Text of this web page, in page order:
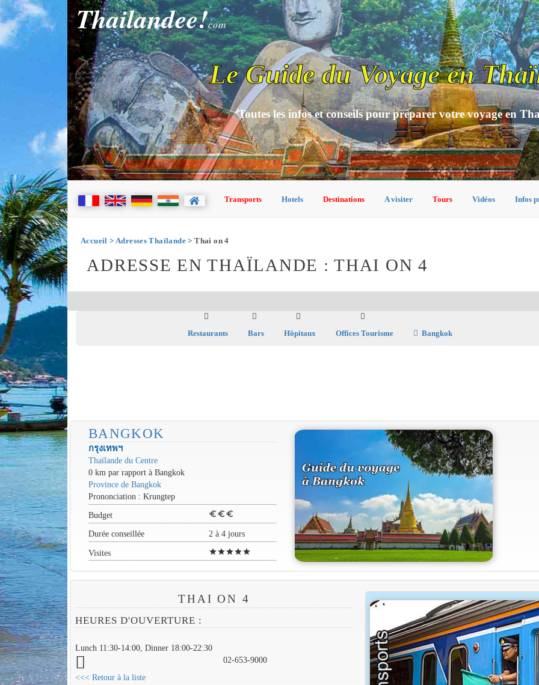
Thailandee!com
Le Guide du Voyage en
Toutes les infos et conseils pour préparer votre voyage en
Transports Hotels Destinations A visiter Tours Vidéos Infos
Accueil > Adresses Thaïlande > Thai on 4
ADRESSE EN THAÏLANDE : THAI ON 4
Restaurants Bars Hôpitaux Offices Tourisme Bangkok
BANGKOK
กรุงเทพฯ
Thaïlande du Centre
0 km par rapport à Bangkok
Province de Bangkok
Prononciation : Krungtep
Budget
euro euro euro
Durée conseillée
2 à 4 jours
Visites
starstarstarstarstar
THAI ON 4
HEURES D'OUVERTURE :
Lunch 11:30-14:00, Dinner 18:00-22:30
02-653-9000
<<< Retour à la liste